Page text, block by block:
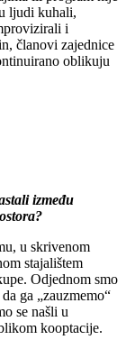
ljudi kuhali,
i
članovi zajednice
oblikuju
između
u skrivenom
stajalištem
Odjednom smo
ga „zauzmemo“
se našli u
kooptacije.